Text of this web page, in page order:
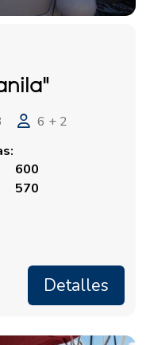
6 + 2
600
570
Detalles